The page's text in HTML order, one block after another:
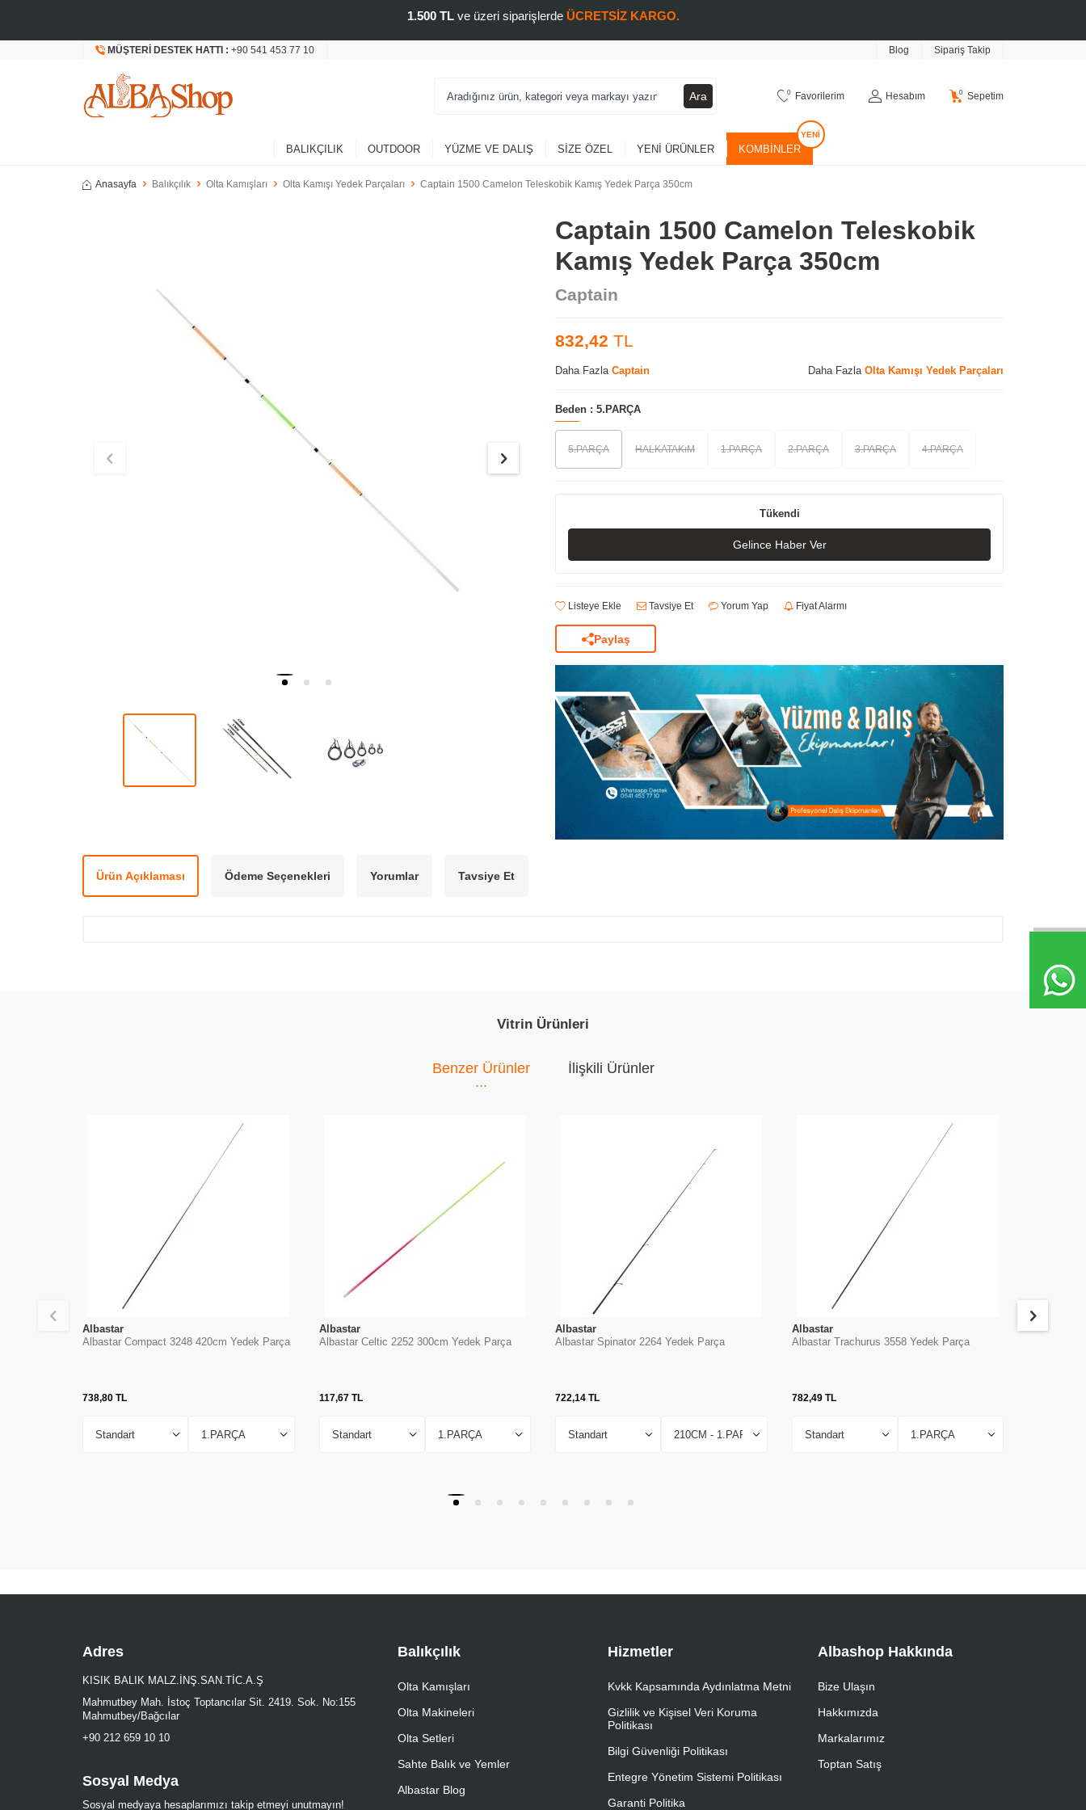
1.500 TLve üzeri siparişlerde ÜCRETSİZ KARGO.
MÜŞTERI DESTEK HATTI : +90 541 453 77 10 Blog Sipariş Takip
Ara 0 Favorilerim Hesabım 0 Sepetim
BALIKÇILIK OUTDOOR YÜZME VE DALIŞ SIZE ÖZEL YENI ÜRÜNLER KOMBINLER
Anasayfa Balıkçılık Olta Kamışları Olta Kamışı Yedek Parçaları Captain 1500 Camelon Teleskobik Kamış Yedek Parça 350cm
Captain 1500 Camelon Teleskobik
Kamış Yedek Parça 350cm
Captain
832,42 TL
Daha Fazla Captain Daha Fazla Olta Kamışı Yedek Parçaları
Beden : 5.PARÇA
5.PARÇA HALKATAKıM 1.PARÇA 2.PARÇA 3.PARÇA 4.PARÇA
Tükendi
Gelince Haber Ver
Listeye Ekle Tavsiye Et Yorum Yap Fiyat Alarmı
Paylaş
Ürün Açıklaması Ödeme Seçenekleri Yorumlar Tavsiye Et
Vitrin Ürünleri
Benzer Ürünler İlişkili Ürünler
Albastar
Albastar Compact 3248 420cm Yedek Parça
738,80 TL
Albastar
Albastar Celtic 2252 300cm Yedek Parça
117,67TL
Albastar
Albastar Spinator 2264 Yedek Parça
722,14 TL
Albastar
Albastar Trachurus 3558 Yedek Parça
782,49TL
Albastar
Adres
KISIK BALIK MALZ.İNŞ.SAN.TİC.A.Ş
Mahmutbey Mah. İstoç Toptancılar Sit. 2419. Sok. No:155
Mahmutbey/Bağcılar
+90 212 659 10 10
Sosyal Medya
Sosyal medyaya hesaplarımızı takip etmeyi unutmayın!
Balıkçılık
Olta Kamışları
Olta Makineleri
Olta Setleri
Sahte Balık ve Yemler
Albastar Blog
Hizmetler
Kvkk Kapsamında Aydınlatma Metni
Gizlilik ve Kişisel Veri Koruma
Politikası
Bilgi Güvenliği Politikası
Entegre Yönetim Sistemi Politikası
Garanti Politika
Albashop Hakkında
Bize Ulaşın
Hakkımızda
Markalarımız
Toptan Satış